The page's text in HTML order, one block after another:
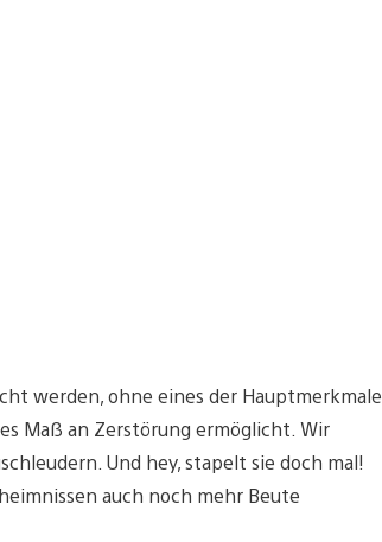
werden, ohne eines der Hauptmerkmale
Maß an Zerstörung ermöglicht. Wir
Und hey, stapelt sie doch mal!
auch noch mehr Beute